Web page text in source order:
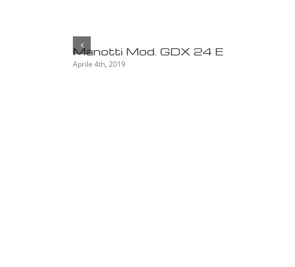
Manotti Mod. GDX 24 E
Aprile 4th, 2019